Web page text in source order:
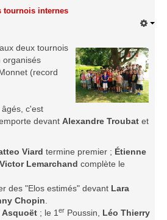
tournois internes
deux tournois
organisés
(record
c'est
devant Alexandre Troubat et
Viard termine premier ; Étienne
Victor Lemarchand complète le
des "Elos estimés" devant Lara
Chopin
Asquoët ; le 1 er Poussin, Léo Thierry